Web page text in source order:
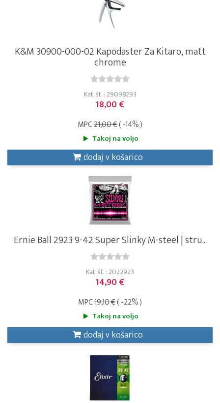
K&M 30900-000-02 Kapodaster Za Kitaro, matt
chrome
Kat. št. : 29098293
18,00 €
MPC21,00 €( -14% )
Takoj na voljo
dodaj v košarico
Ernie Ball 2923 9-42 Super Slinky M-steel | stru...
Kat. št. : 2022923
14,90 €
MPC19,10 €( -22% )
Takoj na voljo
dodaj v košarico